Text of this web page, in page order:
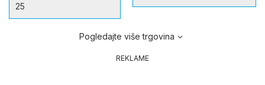
25
Pogledajte više trgovina
REKLAME